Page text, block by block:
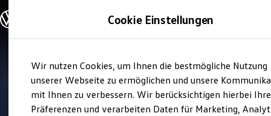
Hauptinhalt
springen
Footer
springen
Modelle und Konfigurator
Modelle vergleichen
Elektroautos
ENERGY Sondermodelle
Nutzfahrzeuge
SUV und CUV
Familienautos
Verkauf und Service
Autohaus Schneider Helbra
Top Kundenzufriedenheit Verkauf 2026
Cookie Einstellungen
Wir nutzen Cookies, um Ihnen die bestmögliche Nutzung
unserer Webseite zu ermöglichen und unsere
mit Ihnen zu verbessern. Wir berücksichtigen hierbei Ihre
Präferenzen und verarbeiten Daten für Marketing,